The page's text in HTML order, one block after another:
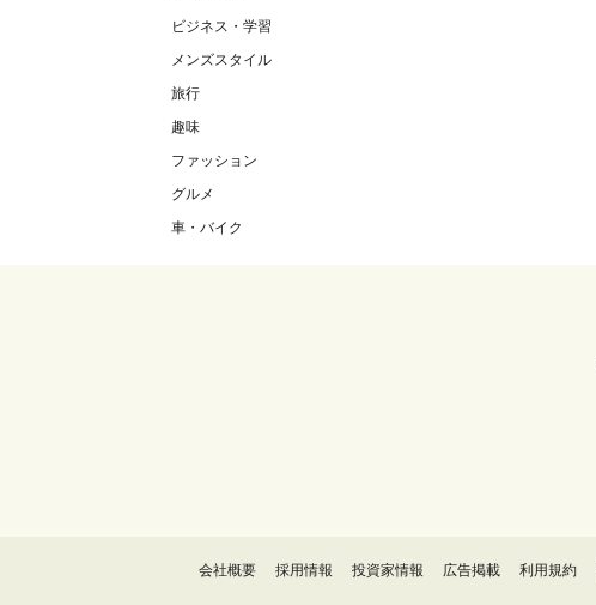
ビジネス・学習
メンズスタイル
旅行
趣味
ファッション
グルメ
車・バイク
会社概要 採用情報 投資家情報 広告掲載 利用規約